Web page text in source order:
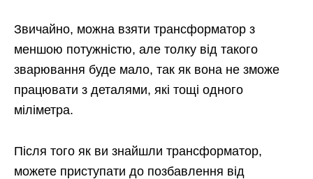
Звичайно, можна взяти трансформатор з
меншою потужністю, але толку від такого
зварювання буде мало, так як вона не зможе
працювати з деталями, які тощі одного
міліметра.
Після того як ви знайшли трансформатор,
можете приступати до позбавлення від